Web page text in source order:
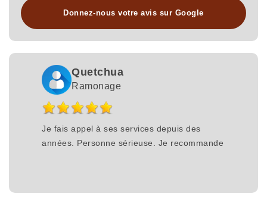
Donnez-nous votre avis sur Google
Quetchua
Ramonage
Je fais appel à ses services depuis des
années. Personne sérieuse. Je recommande